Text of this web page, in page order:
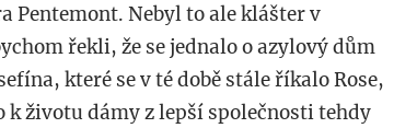
Pentemont. Nebyl to ale klášter v
řekli, že se jednalo o azylový dům
které se v té době stále říkalo Rose,
k životu dámy z lepší společnosti tehdy